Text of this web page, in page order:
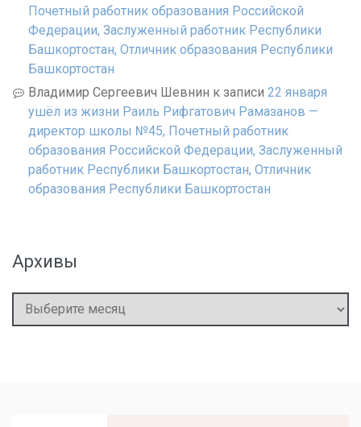
Почетный работник образования Российской
Федерации, Заслуженный работник Республики
Башкортостан, Отличник образования Республики
Башкортостан
Владимир Сергеевич Шевнин к записи 22 января
ушёл из жизни Раиль Рифгатович Рамазанов —
директор школы №45, Почетный работник
образования Российской Федерации, Заслуженный
работник Республики Башкортостан, Отличник
образования Республики Башкортостан
Архивы
Архивы